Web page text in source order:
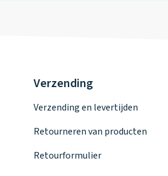
Verzending
Verzending en levertijden
Retourneren van producten
Retourformulier